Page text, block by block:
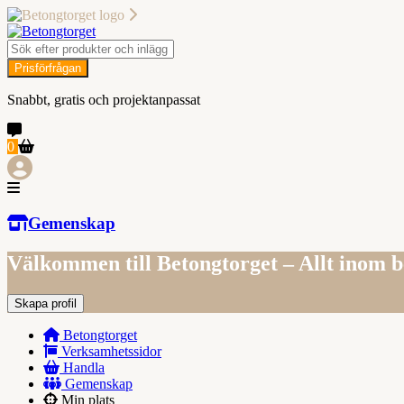
Prisförfrågan
Snabbt, gratis och projektanpassat
0
Gemenskap
Välkommen till Betongtorget – Allt inom
Skapa profil
Betongtorget
Verksamhetssidor
Handla
Gemenskap
Min plats